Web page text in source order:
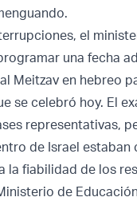
el
una fecha
Meitzav en hebreo
se celebró hoy. El
representativas,
de Israel estaban
la fiabilidad de los
de